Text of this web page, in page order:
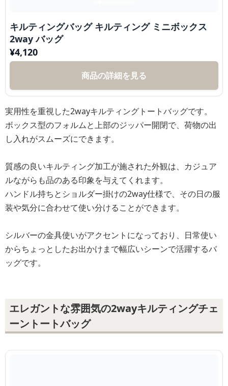
キルティングバッグ キルティング ミニボックス
2way バッグ
¥4,120
商品の詳細を見る
実用性を重視した2wayキルティングトートバッグです。
ボックス型のフォルムと上部のジッパー開閉で、荷物の出
し入れがスムーズにできます。
質感の良いキルティング加工が施された外観は、カジュア
ルながらも品のある印象を与えてくれます。
ハンドル持ちとショルダー掛けの2way仕様で、その日の服
装や気分に合わせて使い分けることができます。
シルバーの金具使いがアクセントになっており、日常使い
からちょっとしたお出かけまで幅広いシーンで活躍するバ
ッグです。
エレガントな雰囲気の2wayキルティングチェ
ーントートバッグ